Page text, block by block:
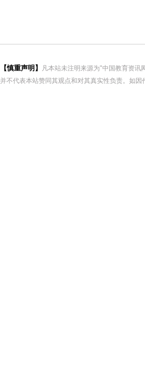
【慎重声明】
凡本站未注明来源为"中国教育资
并不代表本站赞同其观点和对其真实性负责。如